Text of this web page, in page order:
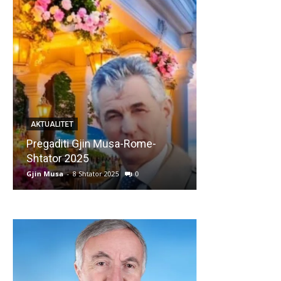
AKTUALITET
Pregaditi Gjin Musa-Rome-
Shtator 2025
Gjin Musa - 8 Shtator 2025 0